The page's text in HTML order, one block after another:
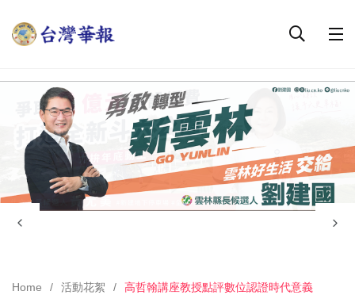
Home 活動花絮 高哲翰講座教授點評數位認證時代意義